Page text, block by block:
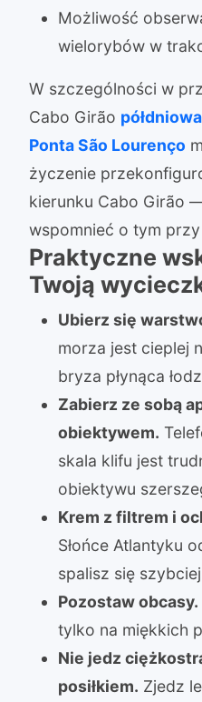
Możliwość
wielorybów w
W szczególności w
Cabo Girão
Ponta São Lourenço
życzenie
kierunku Cabo Girão
wspomnieć o tym
Praktyczne
Twoją
Ubierz się
morza jest cieplej
bryza płynąca
Zabierz ze sobą
obiektywem.
skala klifu jest
obiektywu
Krem z filtrem i
Słońce Atlantyku
spalisz się
Pozostaw obcasy.
tylko na miękkich
Nie jedz
posiłkiem. Zjedz